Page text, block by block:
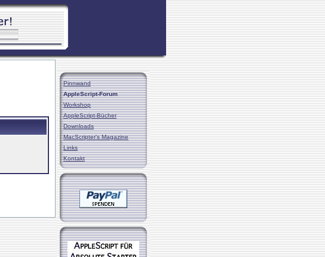
Pinnwand
AppleScript-Forum
Workshop
AppleScript-Bücher
Downloads
MacScripter's Magazine
Links
Kontakt